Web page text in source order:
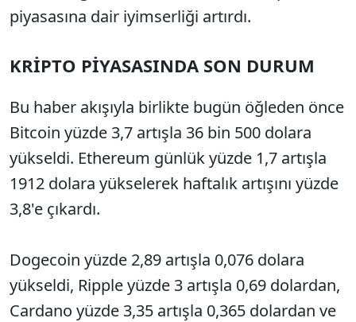
piyasasına dair iyimserliği artırdı.
KRİPTO PİYASASINDA SON DURUM
Bu haber akışıyla birlikte bugün öğleden önce
Bitcoin yüzde 3,7 artışla 36 bin 500 dolara
yükseldi. Ethereum günlük yüzde 1,7 artışla
1912 dolara yükselerek haftalık artışını yüzde
3,8'e çıkardı.
Dogecoin yüzde 2,89 artışla 0,076 dolara
yükseldi, Ripple yüzde 3 artışla 0,69 dolardan,
Cardano yüzde 3,35 artışla 0,365 dolardan ve